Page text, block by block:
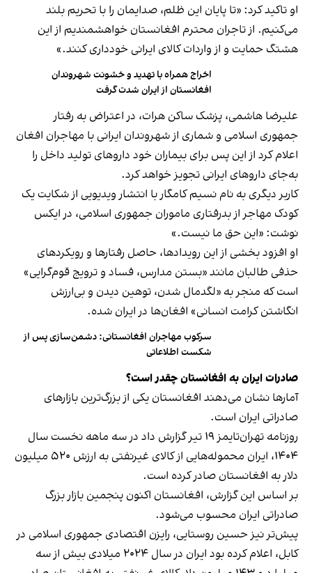
او تاکید کرد: «تا پایان این ظلم، صدایمان را با تحریم بلند
می‌کنیم. از تاجران محترم افغانستان خواهشمندیم از این
هشتگ حمایت و از واردات کالای ایرانی خودداری کنند.»
اخراج همراه با تهدید و خشونت شهروندان
افغانستان از ایران شدت گرفت
علیرضا هاشمی، پزشک ساکن هرات، در اعتراض به رفتار
جمهوری اسلامی و شماری از شهروندان ایرانی با مهاجران افغان
اعلام کرد از این پس برای بیماران خود داروهای تولید داخل را
به‌جای داروهای ایرانی تجویز خواهد کرد.
کاربر دیگری به نام نسیم کامگار با انتشار ویدیویی از شکایت یک
کودک مهاجر از بدرفتاری ماموران جمهوری اسلامی، در ایکس
نوشت: «این حق ما نیست.»
او افزود بخشی از این رویدادها، حاصل رفتارها و رویکردهای
حذفی طالبان مانند «بستن مدارس، فساد و ترویج قوم‌گرایی»
است که منجر به «لگدمال شدن، توهین دیدن و بی‌ارزش
انگاشتن کرامت انسانی» افغان‌ها در ایران شده.
سرکوب مهاجران افغانستانی: دشمن‌سازی پس از
شکست اطلاعاتی
صادرات ایران به افغانستان چقدر است؟
آمارها نشان می‌دهند افغانستان یکی از بزرگ‌ترین بازارهای
صادراتی ایران است.
روزنامه تهران‌تایمز ۱۹ تیر گزارش داد در سه ‌ماهه نخست سال
۱۴۰۴، ایران محموله‌هایی از کالای غیرنفتی به ارزش ۵۲۰ میلیون
دلار به افغانستان صادر کرده است.
بر اساس این گزارش، افغانستان اکنون پنجمین بازار بزرگ
صادراتی ایران محسوب می‌شود.
پیش‌تر نیز حسین روستایی، رایزن اقتصادی جمهوری اسلامی در
کابل، اعلام کرده بود ایران در سال ۲۰۲۴ میلادی بیش از سه